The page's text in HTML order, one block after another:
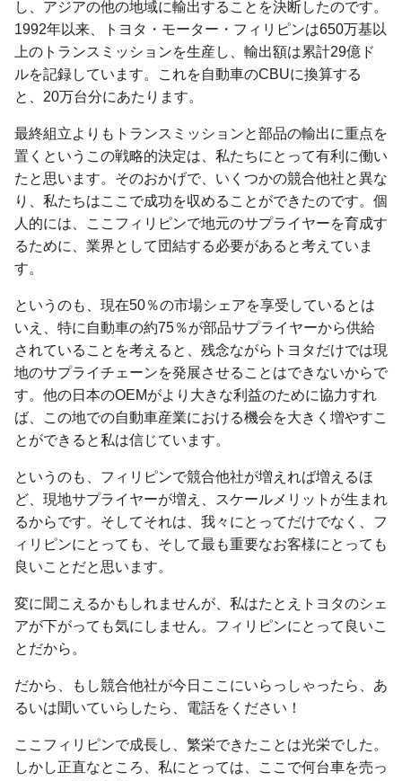
し、アジアの他の地域に輸出することを決断したのです。
1992年以来、トヨタ・モーター・フィリピンは650万基以
上のトランスミッションを生産し、輸出額は累計29億ド
ルを記録しています。これを自動車のCBUに換算する
と、20万台分にあたります。
最終組立よりもトランスミッションと部品の輸出に重点を
置くというこの戦略的決定は、私たちにとって有利に働い
たと思います。そのおかげで、いくつかの競合他社と異な
り、私たちはここで成功を収めることができたのです。個
人的には、ここフィリピンで地元のサプライヤーを育成す
るために、業界として団結する必要があると考えていま
す。
というのも、現在50％の市場シェアを享受しているとは
いえ、特に自動車の約75％が部品サプライヤーから供給
されていることを考えると、残念ながらトヨタだけでは現
地のサプライチェーンを発展させることはできないからで
す。他の日本のOEMがより大きな利益のために協力すれ
ば、この地での自動車産業における機会を大きく増やすこ
とができると私は信じています。
というのも、フィリピンで競合他社が増えれば増えるほ
ど、現地サプライヤーが増え、スケールメリットが生まれ
るからです。そしてそれは、我々にとってだけでなく、フ
ィリピンにとっても、そして最も重要なお客様にとっても
良いことだと思います。
変に聞こえるかもしれませんが、私はたとえトヨタのシェ
アが下がっても気にしません。フィリピンにとって良いこ
とだから。
だから、もし競合他社が今日ここにいらっしゃったら、あ
るいは聞いていらしたら、電話をください！
ここフィリピンで成長し、繁栄できたことは光栄でした。
しかし正直なところ、私にとっては、ここで何台車を売っ